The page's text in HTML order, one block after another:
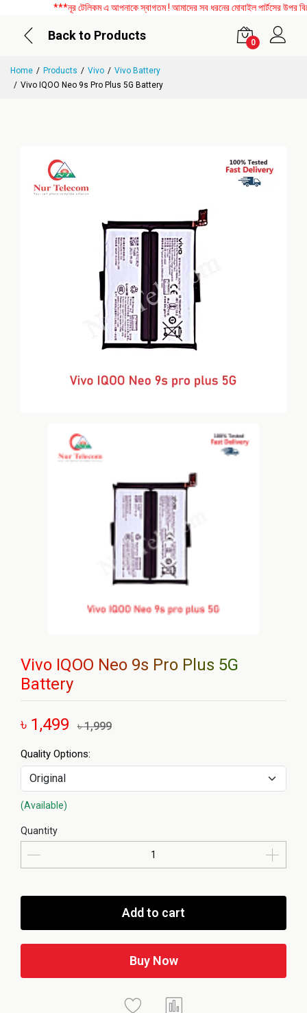
***নূর টেলিকম এ আপনাকে স্বাগতম ! আমাদের সব ধরনের মোবাইল পার্টসের উপর
Back to Products
0
Home Products Vivo
Vivo Battery
Vivo IQOO Neo 9s Pro Plus 5G Battery
Vivo IQOO Neo 9s Pro Plus 5G
Battery
৳ 1,499 ৳ 1,999
Quality Options:
(Available)
Quantity
Add to cart
Buy Now